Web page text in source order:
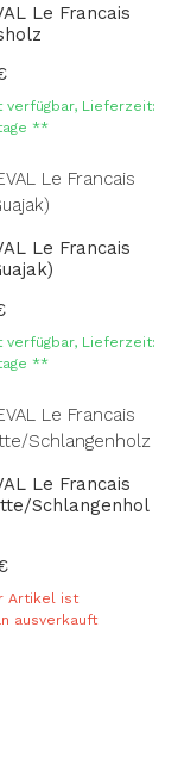
Le Francais
verfügbar, Lieferzeit:
**
Le Francais
verfügbar, Lieferzeit:
**
Le Francais
Schlangenhol
Artikel ist
ausverkauft